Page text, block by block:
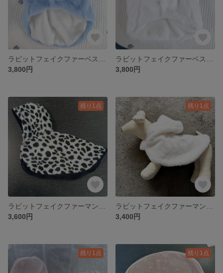
3,800円
3,800円
残り1点
3,600円
残り1点
3,400円
残り1点 残り1点